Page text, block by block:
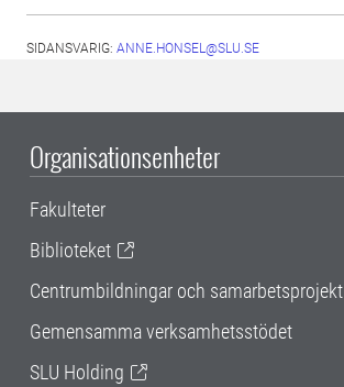
SIDANSVARIG: ANNE.HONSEL@SLU.SE
Organisationsenheter
Fakulteter
Biblioteket
Centrumbildningar och samarbetsprojekt
Gemensamma verksamhetsstödet
SLU Holding